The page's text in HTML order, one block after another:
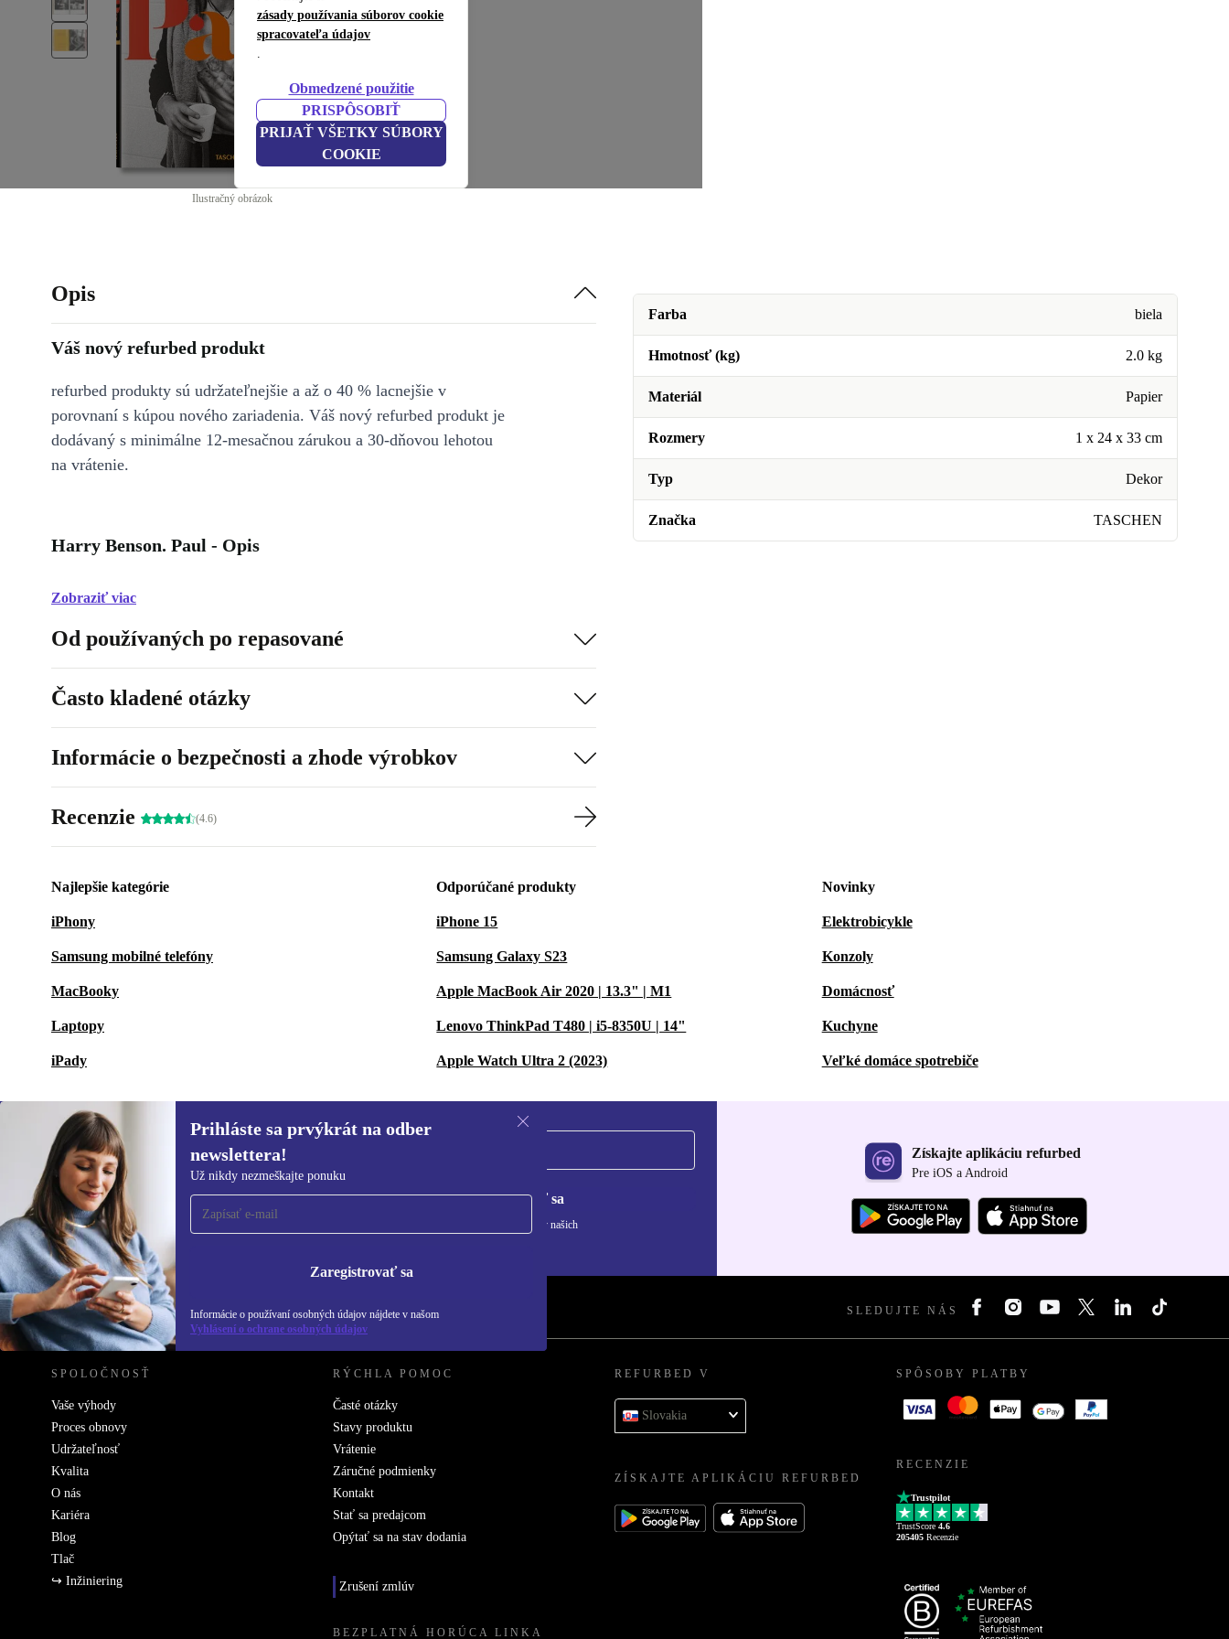
zásady používania súborov cookie
spracovateľa údajov
.
Obmedzené použitie
PRISPÔSOBIŤ
PRIJAŤ VŠETKY SÚBORY
COOKIE
Ilustračný obrázok
Farba biela
Hmotnosť (kg) 2.0 kg
Materiál Papier
Rozmery 1 x 24 x 33 cm
Typ Dekor
Značka TASCHEN
Opis
Váš nový refurbed produkt
refurbed produkty sú udržateľnejšie a až o 40 % lacnejšie v
porovnaní s kúpou nového zariadenia. Váš nový refurbed produkt je
dodávaný s minimálne 12-mesačnou zárukou a 30-dňovou lehotou
na vrátenie.
Harry Benson. Paul - Opis
Zobraziť viac
Od používaných po repasované
Často kladené otázky
Informácie o bezpečnosti a zhode výrobkov
Recenzie (4.6)
Najlepšie kategórie
iPhony
Samsung mobilné telefóny
MacBooky
Laptopy
iPady
Odporúčané produkty
iPhone 15
Samsung Galaxy S23
Apple MacBook Air 2020 | 13.3" | M1
Lenovo ThinkPad T480 | i5-8350U | 14"
Apple Watch Ultra 2 (2023)
Novinky
Elektrobicykle
Konzoly
Domácnosť
Kuchyne
Veľké domáce spotrebiče
Prihláste sa prvýkrát na odber
newslettera!
Už nikdy nezmeškajte ponuku
Zaregistrovať sa
Informácie o používaní osobných údajov nájdete v našom
Vyhlásení o ochrane osobných údajov
Prihláste sa prvýkrát na
newsletter!
Už nikdy nezmeškajte ponuku.
Zaregistrovať sa
Informácie o používaní osobných údajov nájdete v našich
Získajte aplikáciu refurbed
Pre iOS a Android
REFURBED SLOVENSKO – RETHINK NEW. SLEDUJTE NÁS
SPOLOČNOSŤ
Vaše výhody
Proces obnovy
Udržateľnosť
Kvalita
O nás
Kariéra
Blog
Tlač
↪ Inžiniering
RÝCHLA POMOC
Časté otázky
Stavy produktu
Vrátenie
Záručné podmienky
Kontakt
Stať sa predajcom
Opýtať sa na stav dodania
Zrušení zmlúv
BEZPLATNÁ HORÚCA LINKA
REFURBED V
Slovakia
ZÍSKAJTE APLIKÁCIU REFURBED
SPÔSOBY PLATBY
RECENZIE
Trustpilot
TrustScore 4.6
205405 Recenzie